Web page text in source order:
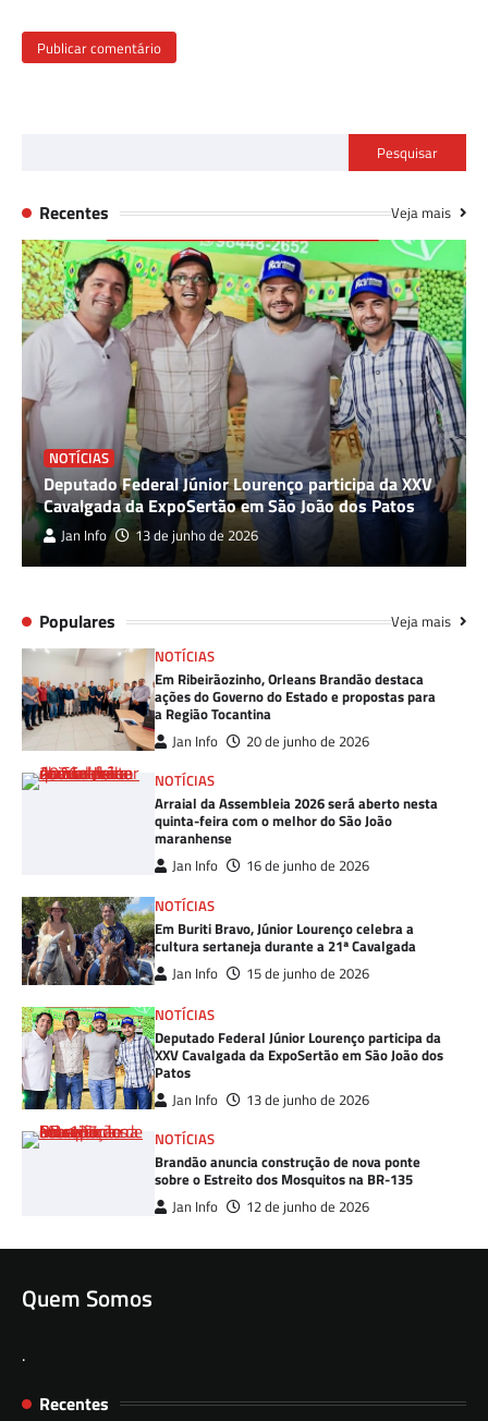
Pesquisar
Recentes Veja mais
NOTÍCIAS
Deputado Federal Júnior Lourenço participa da XXV
Cavalgada da ExpoSertão em São João dos Patos
Jan Info 13 de junho de 2026
Populares Veja mais
NOTÍCIAS
Em Ribeirãozinho, Orleans Brandão destaca
ações do Governo do Estado e propostas para
a Região Tocantina
Jan Info
20 de junho de 2026
NOTÍCIAS
Arraial da Assembleia 2026 será aberto nesta
quinta-feira com o melhor do São João
maranhense
Jan Info
16 de junho de 2026
NOTÍCIAS
Em Buriti Bravo, Júnior Lourenço celebra a
cultura sertaneja durante a 21ª Cavalgada
Jan Info
15 de junho de 2026
NOTÍCIAS
Deputado Federal Júnior Lourenço participa da
XXV Cavalgada da ExpoSertão em São João dos
Patos
Jan Info
13 de junho de 2026
NOTÍCIAS
Brandão anuncia construção de nova ponte
sobre o Estreito dos Mosquitos na BR-135
Jan Info 12 de junho de 2026
Quem Somos
.
Recentes